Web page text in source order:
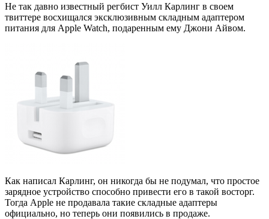
Не так давно известный регбист Уилл Карлинг в своем
твиттере восхищался эксклюзивным складным адаптером
питания для Apple Watch, подаренным ему Джони Айвом.
Как написал Карлинг, он никогда бы не подумал, что простое
зарядное устройство способно привести его в такой восторг.
Тогда Apple не продавала такие складные адаптеры
официально, но теперь они появились в продаже.